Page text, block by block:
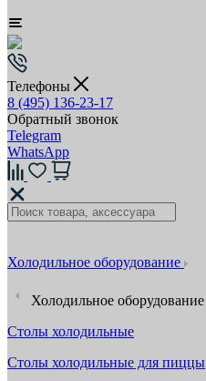
Телефоны
8 (495) 136-23-17
Обратный звонок
Telegram
WhatsApp
Холодильное оборудование
Холодильное оборудование
Столы холодильные
Столы холодильные для пиццы